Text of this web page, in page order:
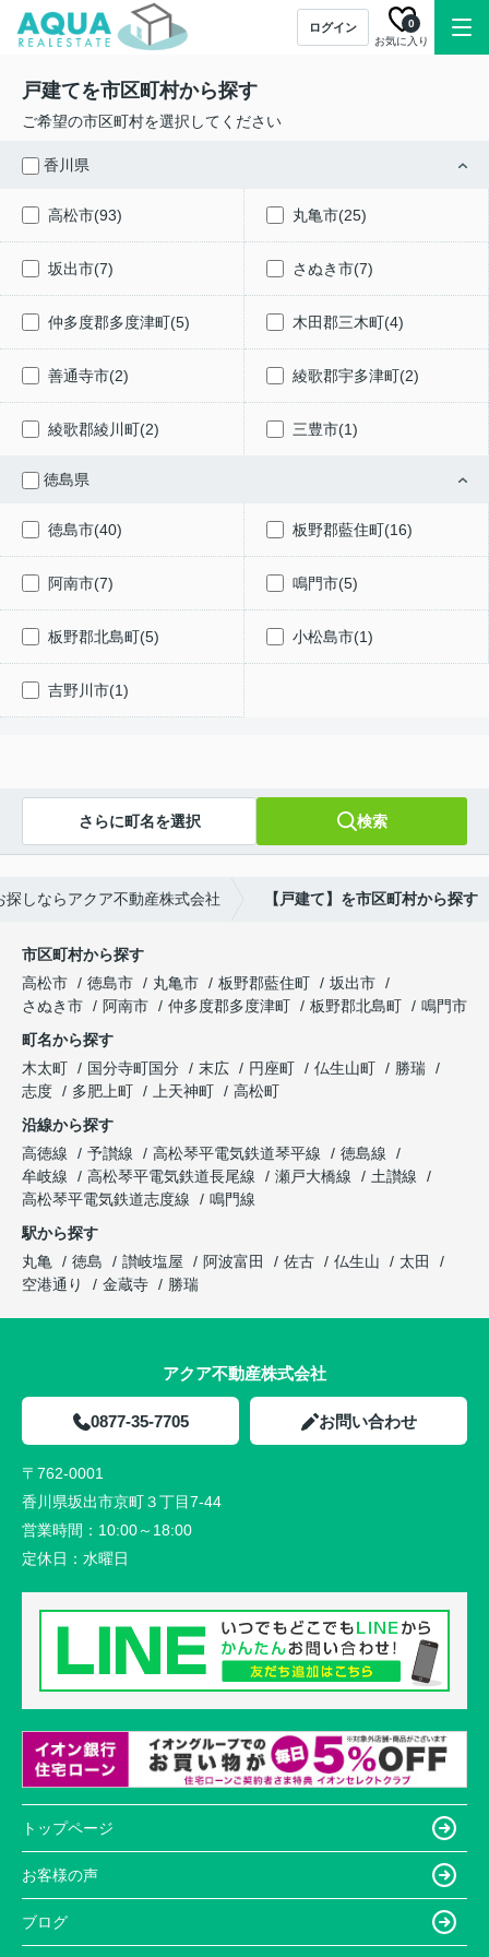
ログイン
お気に入り
0
戸建てを市区町村から探す
ご希望の市区町村を選択してください
香川県
高松市(93) 丸亀市(25)
坂出市(7) さぬき市(7)
仲多度郡多度津町(5) 木田郡三木町(4)
善通寺市(2) 綾歌郡宇多津町(2)
綾歌郡綾川町(2) 三豊市(1)
徳島県
徳島市(40) 板野郡藍住町(16)
阿南市(7) 鳴門市(5)
板野郡北島町(5) 小松島市(1)
吉野川市(1)
さらに町名を選択 検索
しならアクア不動産株式会社 【戸建て】を市区町村から探す
市区町村から探す
高松市
徳島市 丸亀市 板野郡藍住町
坂出市
さぬき市
阿南市 仲多度郡多度津町 板野郡北島町
鳴門市
町名から探す
木太町
国分寺町国分 末広 円座町 仏生山町
勝瑞
志度
多肥上町 上天神町
高松町
沿線から探す
高徳線
予讃線 高松琴平電気鉄道琴平線
徳島線
牟岐線
高松琴平電気鉄道長尾線 瀬戸大橋線
土讃線
高松琴平電気鉄道志度線
鳴門線
駅から探す
丸亀
徳島 讃岐塩屋 阿波富田 佐古 仏生山
太田
空港通り
金蔵寺 勝瑞
アクア不動産株式会社
0877-35-7705 お問い合わせ
〒762-0001
香川県坂出市京町３丁目7-44
営業時間： 10:00～18:00
定休日： 水曜日
トップページ
お客様の声
ブログ